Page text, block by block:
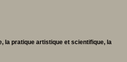
la pratique artistique et scientifique, la